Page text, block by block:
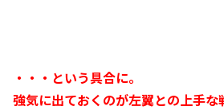
・・・という具合に。
強気に出ておくのが左翼との上手な